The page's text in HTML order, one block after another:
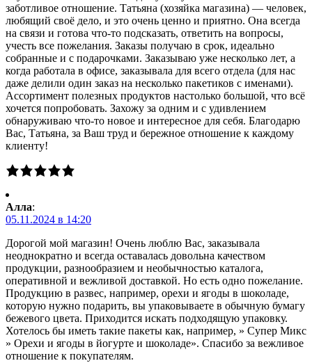
заботливое отношение. Татьяна (хозяйка магазина) — человек,
любящий своё дело, и это очень ценно и приятно. Она всегда
на связи и готова что-то подсказать, ответить на вопросы,
учесть все пожелания. Заказы получаю в срок, идеально
собранные и с подарочками. Заказываю уже несколько лет, а
когда работала в офисе, заказывала для всего отдела (для нас
даже делили один заказ на несколько пакетиков с именами).
Ассортимент полезных продуктов настолько большой, что всё
хочется попробовать. Захожу за одним и с удивлением
обнаруживаю что-то новое и интересное для себя. Благодарю
Вас, Татьяна, за Ваш труд и бережное отношение к каждому
клиенту!
Алла:
05.11.2024 в 14:20
Дорогой мой магазин! Очень люблю Вас, заказывала
неоднократно и всегда оставалась довольна качеством
продукции, разнообразием и необычностью каталога,
оперативной и вежливой доставкой. Но есть одно пожелание.
Продукцию в развес, например, орехи и ягоды в шоколаде,
которую нужно подарить, вы упаковываете в обычную бумагу
бежевого цвета. Приходится искать подходящую упаковку.
Хотелось бы иметь такие пакеты как, например, » Супер Микс
» Орехи и ягоды в йогурте и шоколаде». Спасибо за вежливое
отношение к покупателям.